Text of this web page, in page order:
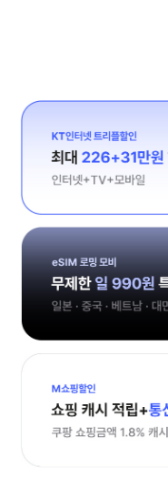
KT인터넷 트리플할인
최대 226+20만원 혜택
인터넷+TV+모바일
무제한 일 990원 특가
일본 · 중국 · 베트남 · 대만